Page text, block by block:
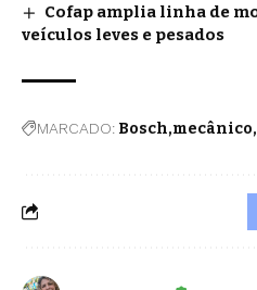
Cofap amplia linha de
veículos leves e pesados
MARCADO: Bosch mecânico